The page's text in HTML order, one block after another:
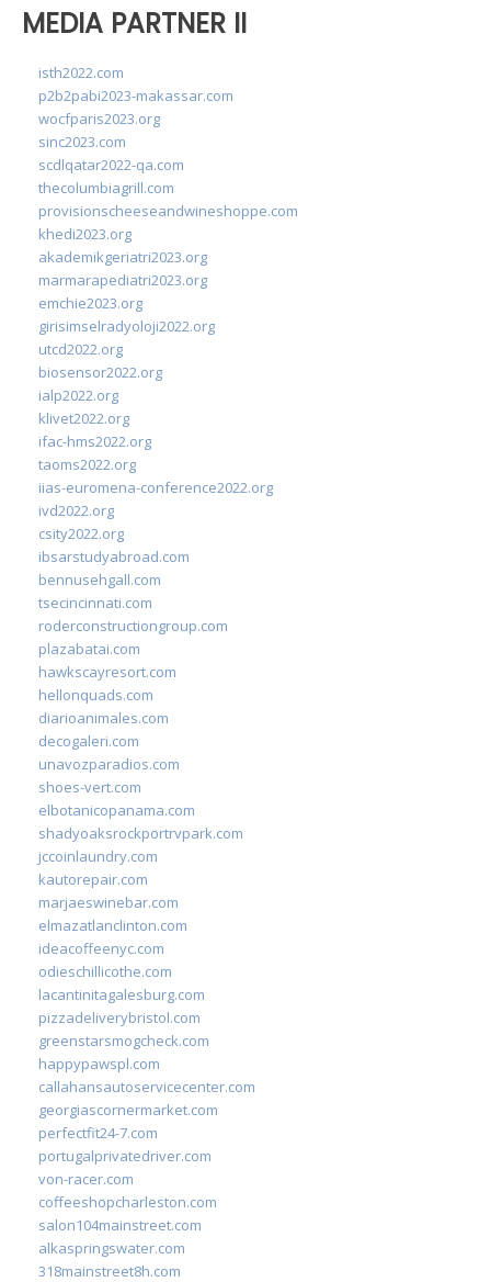
MEDIA PARTNER II
isth2022.com
p2b2pabi2023-makassar.com
wocfparis2023.org
sinc2023.com
scdlqatar2022-qa.com
thecolumbiagrill.com
provisionscheeseandwineshoppe.com
khedi2023.org
akademikgeriatri2023.org
marmarapediatri2023.org
emchie2023.org
girisimselradyoloji2022.org
utcd2022.org
biosensor2022.org
ialp2022.org
klivet2022.org
ifac-hms2022.org
taoms2022.org
iias-euromena-conference2022.org
ivd2022.org
csity2022.org
ibsarstudyabroad.com
bennusehgall.com
tsecincinnati.com
roderconstructiongroup.com
plazabatai.com
hawkscayresort.com
hellonquads.com
diarioanimales.com
decogaleri.com
unavozparadios.com
shoes-vert.com
elbotanicopanama.com
shadyoaksrockportrvpark.com
jccoinlaundry.com
kautorepair.com
marjaeswinebar.com
elmazatlanclinton.com
ideacoffeenyc.com
odieschillicothe.com
lacantinitagalesburg.com
pizzadeliverybristol.com
greenstarsmogcheck.com
happypawspl.com
callahansautoservicecenter.com
georgiascornermarket.com
perfectfit24-7.com
portugalprivatedriver.com
von-racer.com
coffeeshopcharleston.com
salon104mainstreet.com
alkaspringswater.com
318mainstreet8h.com